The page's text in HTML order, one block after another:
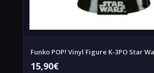
Funko POP! Vinyl Figure K-3PO Star
15,90€